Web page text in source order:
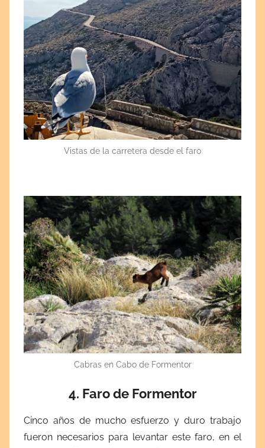
Vistas de la carretera desde el faro
Cabras en Cabo de Formentor
4. Faro de Formentor
Cinco años de mucho esfuerzo y duro trabajo
fueron necesarios para levantar este faro, en el